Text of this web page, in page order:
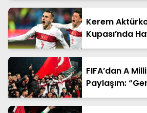
Kerem
Kupası’nda
Kurduracağız”
FIFA’dan A
Paylaşım: